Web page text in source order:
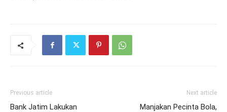
Previous article
Bank Jatim Lakukan
Next article
Manjakan Pecinta Bola,